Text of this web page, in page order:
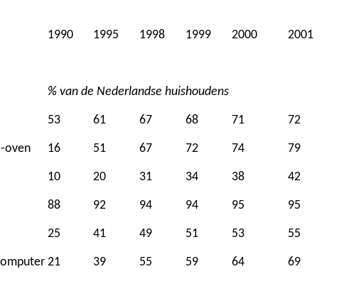
1990 1995 1998 1999 2000 2001
% van de Nederlandse huishoudens
53 61 67 68 71 72
oven 16 51 67 72 74 79
10 20 31 34 38 42
88 92 94 94 95 95
25 41 49 51 53 55
21 39 55 59 64 69